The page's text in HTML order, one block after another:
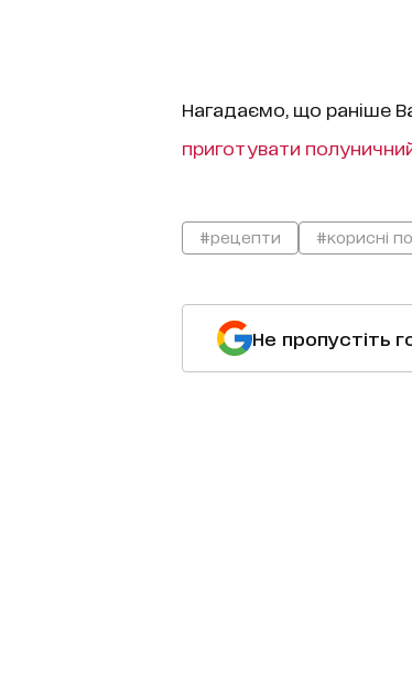
Нагадаємо, що раніше
приготувати
#рецепти #корисні
Не пропустіть